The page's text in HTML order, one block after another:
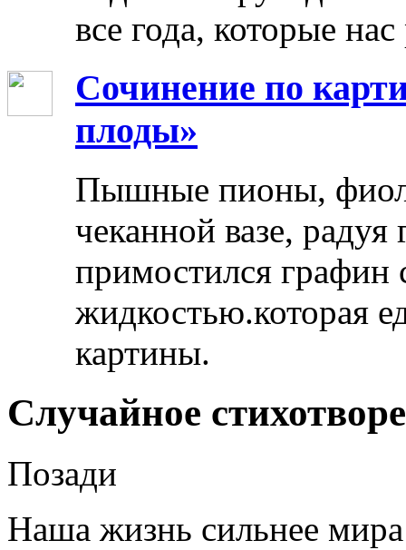
все года, которые
Сочинение по
плоды»
Пышные пионы,
чеканной вазе,
примостился графин
жидкостью.которая
картины.
Случайное
Позади
Наша жизнь сильнее мира